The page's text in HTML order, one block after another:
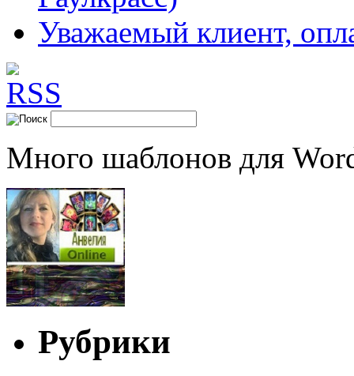
Уважаемый клиент,
Много шаблонов для
Рубрики